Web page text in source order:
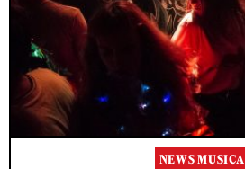
NEWS MUSICA